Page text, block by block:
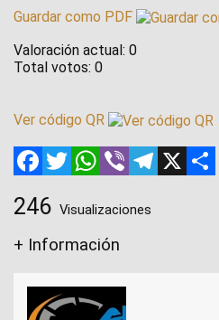
Guardar como PDF
Valoración actual: 0
Total votos: 0
Ver código QR
Facebook
TwitterWhatsApp
Viber Telegram
246 Visualizaciones
+ Información